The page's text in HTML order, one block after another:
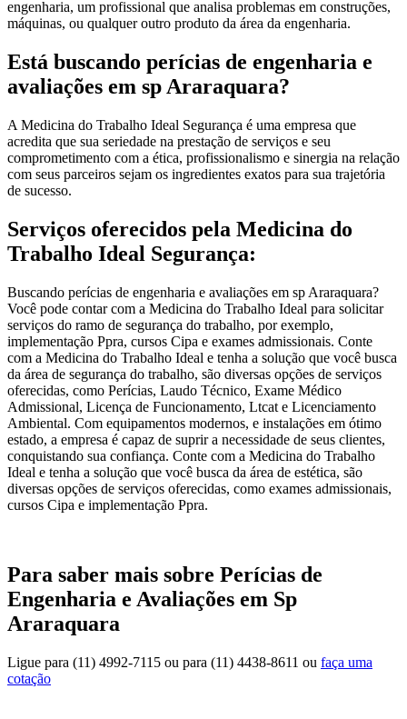
engenharia, um profissional que analisa problemas em construções,
máquinas, ou qualquer outro produto da área da engenharia.
Está buscando perícias de engenharia e
avaliações em sp Araraquara?
A Medicina do Trabalho Ideal Segurança é uma empresa que
acredita que sua seriedade na prestação de serviços e seu
comprometimento com a ética, profissionalismo e sinergia na relação
com seus parceiros sejam os ingredientes exatos para sua trajetória
de sucesso.
Serviços oferecidos pela Medicina do
Trabalho Ideal Segurança:
Buscando perícias de engenharia e avaliações em sp Araraquara?
Você pode contar com a Medicina do Trabalho Ideal para solicitar
serviços do ramo de segurança do trabalho, por exemplo,
implementação Ppra, cursos Cipa e exames admissionais. Conte
com a Medicina do Trabalho Ideal e tenha a solução que você busca
da área de segurança do trabalho, são diversas opções de serviços
oferecidas, como Perícias, Laudo Técnico, Exame Médico
Admissional, Licença de Funcionamento, Ltcat e Licenciamento
Ambiental. Com equipamentos modernos, e instalações em ótimo
estado, a empresa é capaz de suprir a necessidade de seus clientes,
conquistando sua confiança. Conte com a Medicina do Trabalho
Ideal e tenha a solução que você busca da área de estética, são
diversas opções de serviços oferecidas, como exames admissionais,
cursos Cipa e implementação Ppra.
Para saber mais sobre Perícias de
Engenharia e Avaliações em Sp
Araraquara
Ligue para (11) 4992-7115 ou para (11) 4438-8611 ou faça uma
cotação